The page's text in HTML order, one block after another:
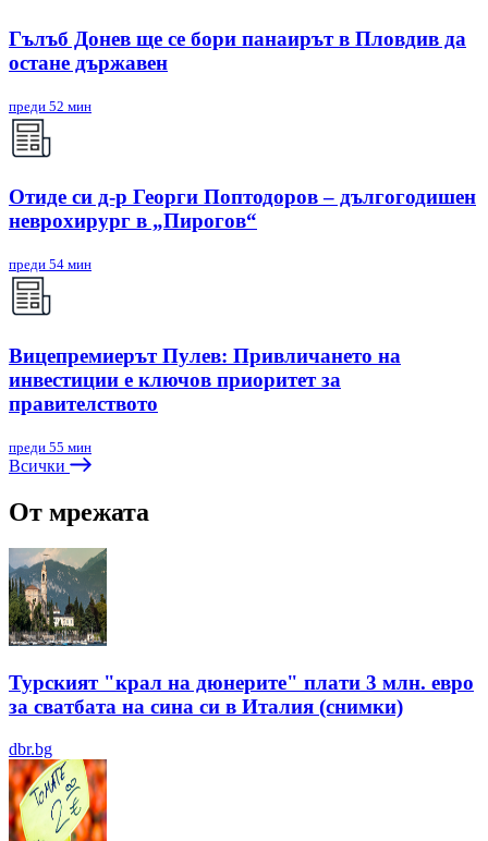
Гълъб Донев ще се бори панаирът в Пловдив да
остане държавен
преди 52 мин
Отиде си д-р Георги Поптодоров – дългогодишен
неврохирург в „Пирогов“
преди 54 мин
Вицепремиерът Пулев: Привличането на
инвестиции е ключов приоритет за
правителството
преди 55 мин
Всички
От мрежата
Турският "крал на дюнерите" плати 3 млн. евро
за сватбата на сина си в Италия (снимки)
dbr.bg